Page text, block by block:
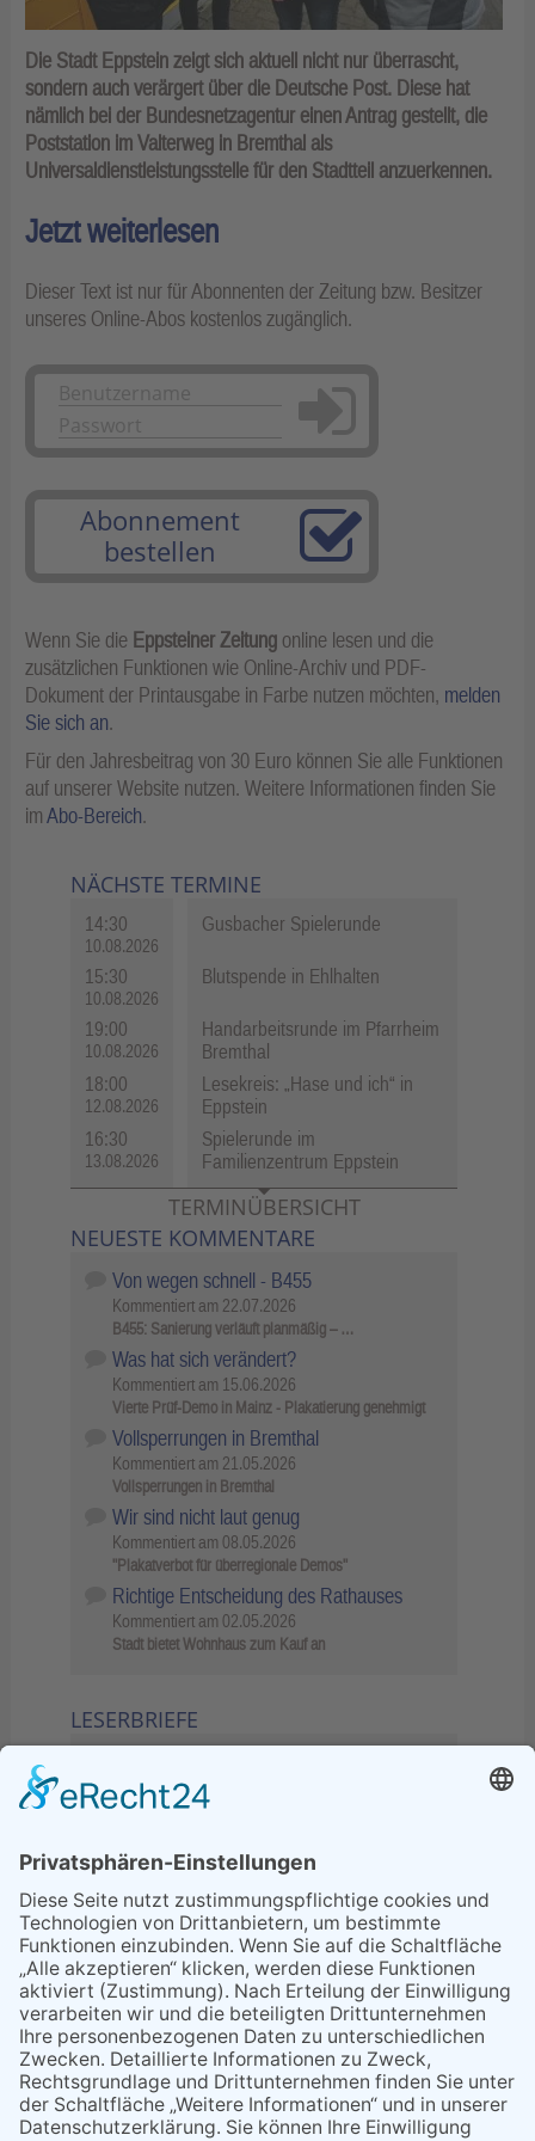
Die Stadt Eppstein zeigt sich aktuell nicht nur überrascht,
sondern auch verärgert über die Deutsche Post. Diese hat
nämlich bei der Bundesnetzagentur einen Antrag gestellt, die
Poststation im Valterweg in Bremthal als
Universaldienstleistungsstelle für den Stadtteil anzuerkennen.
Jetzt weiterlesen
Dieser Text ist nur für Abonnenten der Zeitung bzw. Besitzer
unseres Online-Abos kostenlos zugänglich.
Anmelden
Abonnement
bestellen
Wenn Sie die Eppsteiner Zeitung online lesen und die
zusätzlichen Funktionen wie Online-Archiv und PDF-
Dokument der Printausgabe in Farbe nutzen möchten, melden
Sie sich an.
Für den Jahresbeitrag von 30 Euro können Sie alle Funktionen
auf unserer Website nutzen. Weitere Informationen finden Sie
imAbo-Bereich.
NÄCHSTE TERMINE
14:30
10.08.2026
Gusbacher Spielerunde
15:30
10.08.2026
Blutspende in Ehlhalten
19:00
10.08.2026
Handarbeitsrunde im Pfarrheim
Bremthal
18:00
12.08.2026
Lesekreis: „Hase und ich“ in
Eppstein
16:30
13.08.2026
Spielerunde im
Familienzentrum Eppstein
TERMINÜBERSICHT
NEUESTE KOMMENTARE
Von wegen schnell - B455
Kommentiert am 22.07.2026
B455: Sanierung verläuft planmäßig – …
Was hat sich verändert?
Kommentiert am 15.06.2026
Vierte Prüf-Demo in Mainz - Plakatierung genehmigt
Vollsperrungen in Bremthal
Kommentiert am 21.05.2026
Vollsperrungen in Bremthal
Wir sind nicht laut genug
Kommentiert am 08.05.2026
"Plakatverbot für überregionale Demos"
Richtige Entscheidung des Rathauses
Kommentiert am 02.05.2026
Stadt bietet Wohnhaus zum Kauf an
LESERBRIEFE
Sperrung B455: Kleiner
Grenzverkehr statt weite Wege
21.04.2026
Wenn Bahn-Computer nicht
miteinander kommunizieren
11.03.2026
"Plakatverbot für überregionale
Demos"
04.02.2026
Gelbe Tonne – Ein kleiner Blick
über den Tellerand
04.02.2026
Plastikersparnis durch Nutzung